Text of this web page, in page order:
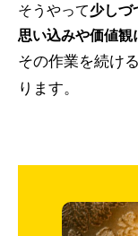
そうやって少しづ
思い込みや価値観
その作業を続け
ります。